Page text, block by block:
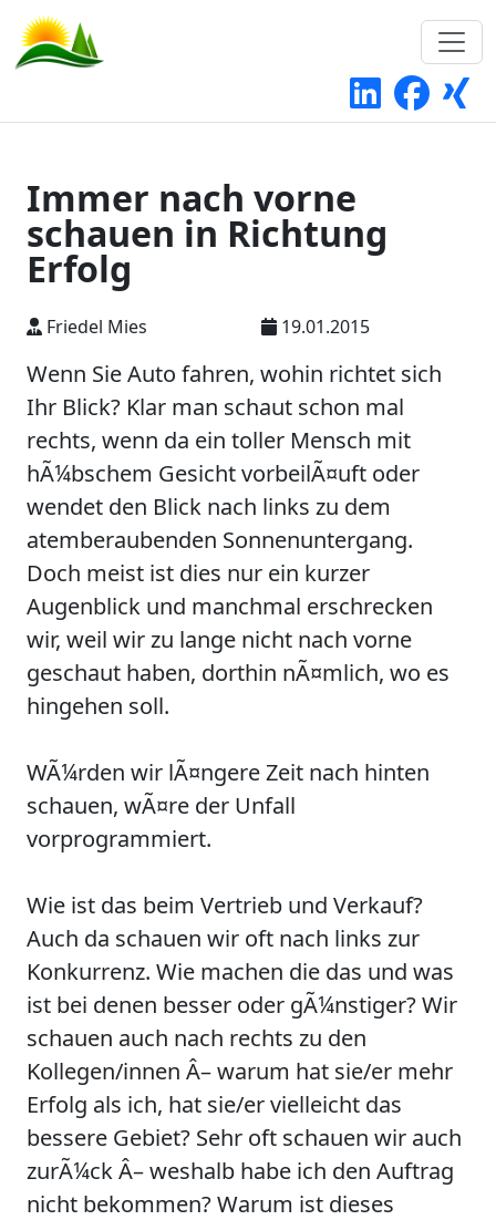
Immer nach vorne
schauen in Richtung
Erfolg
Friedel Mies 19.01.2015
Wenn Sie Auto fahren, wohin richtet sich
Ihr Blick? Klar man schaut schon mal
rechts, wenn da ein toller Mensch mit
hÃ¼bschem Gesicht vorbeilÃ¤uft oder
wendet den Blick nach links zu dem
atemberaubenden Sonnenuntergang.
Doch meist ist dies nur ein kurzer
Augenblick und manchmal erschrecken
wir, weil wir zu lange nicht nach vorne
geschaut haben, dorthin nÃ¤mlich, wo es
hingehen soll.
WÃ¼rden wir lÃ¤ngere Zeit nach hinten
schauen, wÃ¤re der Unfall
vorprogrammiert.
Wie ist das beim Vertrieb und Verkauf?
Auch da schauen wir oft nach links zur
Konkurrenz. Wie machen die das und was
ist bei denen besser oder gÃ¼nstiger? Wir
schauen auch nach rechts zu den
Kollegen/innen Â– warum hat sie/er mehr
Erfolg als ich, hat sie/er vielleicht das
bessere Gebiet? Sehr oft schauen wir auch
zurÃ¼ck Â– weshalb habe ich den Auftrag
nicht bekommen? Warum ist dieses